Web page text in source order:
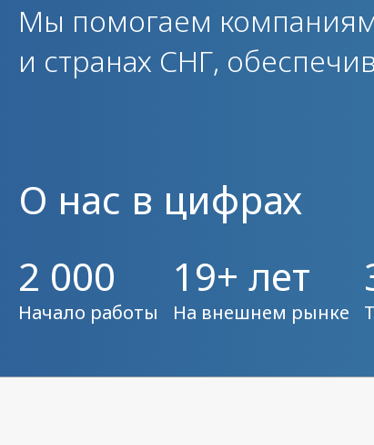
Мы помогаем
и странах СНГ,
О нас в цифрах
2 000
Начало работы
19+ лет
На внешнем рынке